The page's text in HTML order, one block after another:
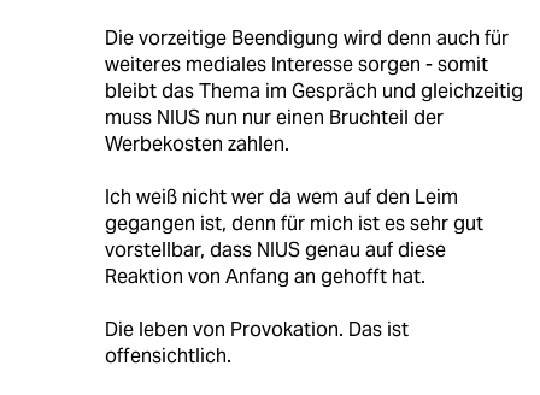
Die vorzeitige Beendigung wird denn auch für
weiteres mediales Interesse sorgen - somit
bleibt das Thema im Gespräch und gleichzeitig
muss NIUS nun nur einen Bruchteil der
Werbekosten zahlen.
Ich weiß nicht wer da wem auf den Leim
gegangen ist, denn für mich ist es sehr gut
vorstellbar, dass NIUS genau auf diese
Reaktion von Anfang an gehofft hat.
Die leben von Provokation. Das ist
offensichtlich.